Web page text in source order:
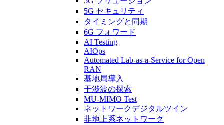
5G セキュリティ
タイミングと同期
6G フォワード
AI Testing
AIOps
Automated Lab-as-a-Service for Open
RAN
基地局導入
干渉波の探索
MU-MIMO Test
ネットワークデジタルツイン
非地上系ネットワーク